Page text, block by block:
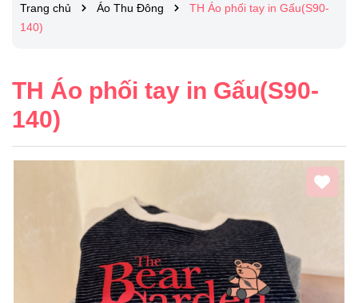
Trang chủ Áo Thu Đông
TH Áo phối tay in Gấu(S90-
140)
TH Áo phối tay in Gấu(S90-
140)